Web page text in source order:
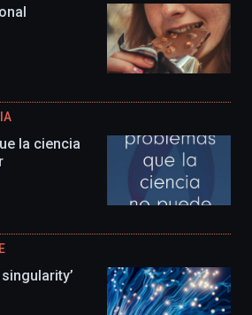
la ciencia